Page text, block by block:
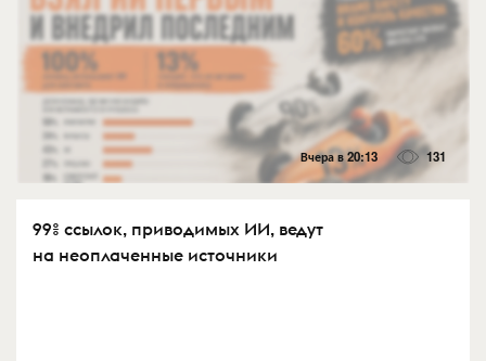
Вчера в 20:13 131
99% ссылок, приводимых ИИ, ведут
на неоплаченные источники